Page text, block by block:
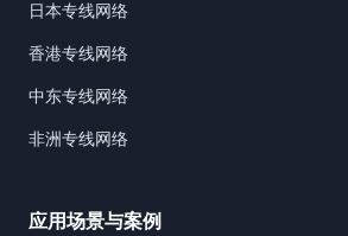
日本专线网络
香港专线网络
中东专线网络
非洲专线网络
应用场景与案例